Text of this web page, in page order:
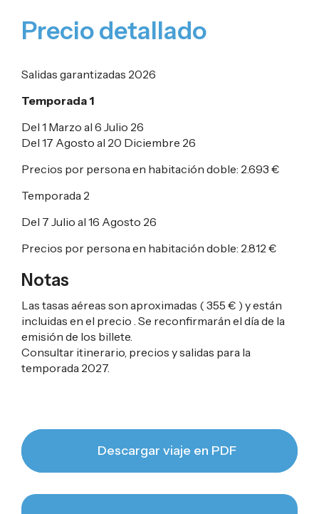
Precio detallado
Salidas garantizadas 2026
Temporada 1
Del 1 Marzo al 6 Julio 26
Del 17 Agosto al 20 Diciembre 26
Precios por persona en habitación doble: 2.693 €
Temporada 2
Del 7 Julio al 16 Agosto 26
Precios por persona en habitación doble: 2.812 €
Notas
Las tasas aéreas son aproximadas ( 355 € ) y están
incluidas en el precio . Se reconfirmarán el día de la
emisión de los billete.
Consultar itinerario, precios y salidas para la
temporada 2027.
Descargar viaje en PDF